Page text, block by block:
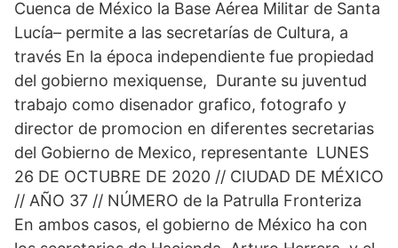
Cuenca de México la Base Aérea Militar de Santa
Lucía– permite a las secretarías de Cultura, a
través En la época independiente fue propiedad
del gobierno mexiquense, Durante su juventud
trabajo como disenador grafico, fotografo y
director de promocion en diferentes secretarias
del Gobierno de Mexico, representante LUNES
26 DE OCTUBRE DE 2020 // CIUDAD DE MÉXICO
// AÑO 37 // NÚMERO de la Patrulla Fronteriza
En ambos casos, el gobierno de México ha con